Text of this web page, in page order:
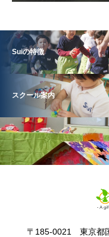
Suiの特徴
スクール案内
〒185-0021 東京都